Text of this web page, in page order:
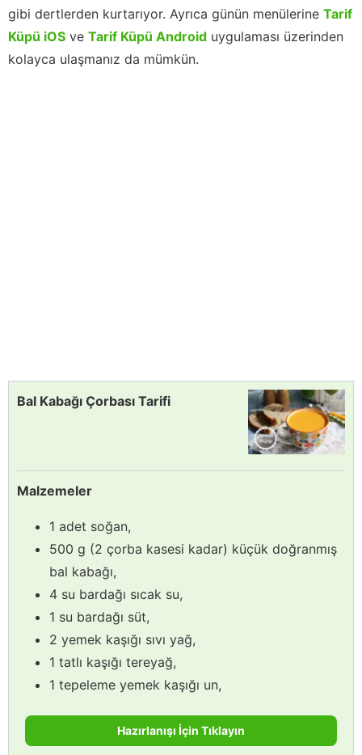
gibi dertlerden kurtarıyor. Ayrıca günün menülerine Tarif
Küpü iOS ve Tarif Küpü Android uygulaması üzerinden
kolayca ulaşmanız da mümkün.
Bal Kabağı Çorbası Tarifi
Malzemeler
1 adet soğan,
500 g (2 çorba kasesi kadar) küçük doğranmış
bal kabağı,
4 su bardağı sıcak su,
1 su bardağı süt,
2 yemek kaşığı sıvı yağ,
1 tatlı kaşığı tereyağ,
1 tepeleme yemek kaşığı un,
Hazırlanışı İçin Tıklayın